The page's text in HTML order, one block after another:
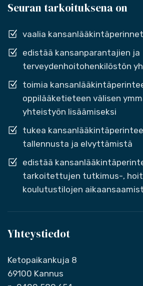
Seuran tarkoituksena on
vaalia
edistää kansanparantajien ja
terveydenhoitohenkilöstön
toimia
oppilääketieteen välisen
yhteistyön lisäämiseksi
tukea
tallennusta ja elvyttämistä
edistää
tarkoitettujen tutkimus-,
koulutustilojen
Yhteystiedot
Ketopaikankuja 8
69100 Kannus